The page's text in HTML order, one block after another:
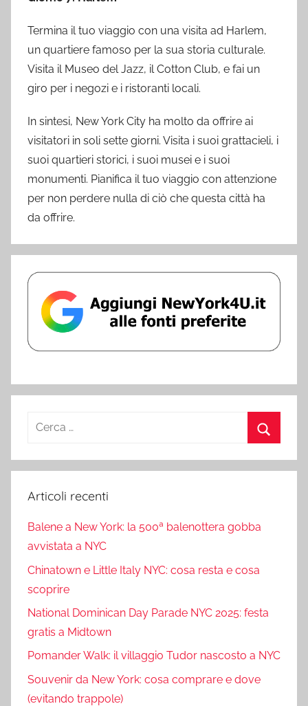
Termina il tuo viaggio con una visita ad Harlem,
un quartiere famoso per la sua storia culturale.
Visita il Museo del Jazz, il Cotton Club, e fai un
giro per i negozi e i ristoranti locali.
In sintesi, New York City ha molto da offrire ai
visitatori in soli sette giorni. Visita i suoi grattacieli, i
suoi quartieri storici, i suoi musei e i suoi
monumenti. Pianifica il tuo viaggio con attenzione
per non perdere nulla di ciò che questa città ha
da offrire.
Ricerca
Articoli recenti
Balene a New York: la 500ª balenottera gobba
avvistata a NYC
Chinatown e Little Italy NYC: cosa resta e cosa
scoprire
National Dominican Day Parade NYC 2025: festa
gratis a Midtown
Pomander Walk: il villaggio Tudor nascosto a NYC
Souvenir da New York: cosa comprare e dove
(evitando trappole)